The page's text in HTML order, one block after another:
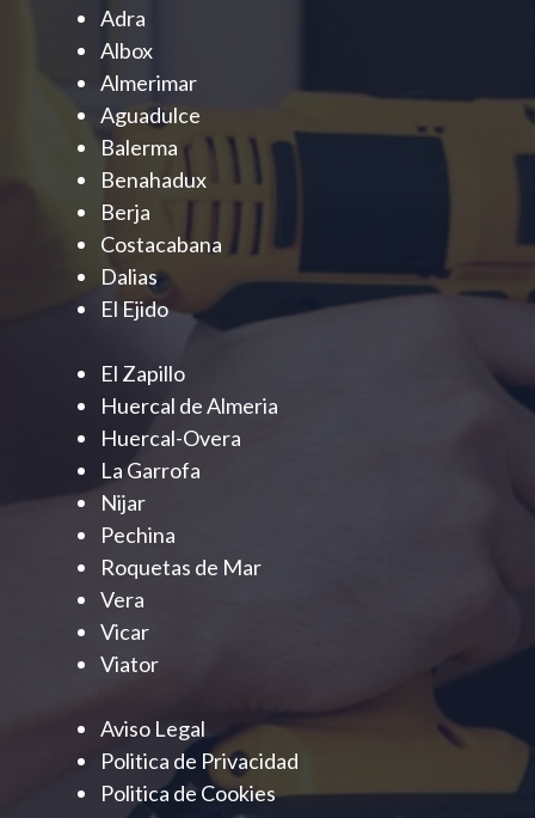
Adra
Albox
Almerimar
Aguadulce
Balerma
Benahadux
Berja
Costacabana
Dalias
El Ejido
El Zapillo
Huercal de Almeria
Huercal-Overa
La Garrofa
Nijar
Pechina
Roquetas de Mar
Vera
Vicar
Viator
Aviso Legal
Politica de Privacidad
Politica de Cookies